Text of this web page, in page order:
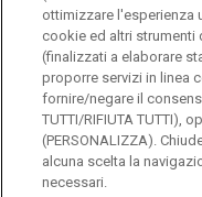
© Università Cattolica
Largo A. Gemelli 1,
PI 02133120150
ENGLISH
ottimizzare l'esperienza
cookie ed altri
(finalizzati a elaborare
proporre servizi in linea
fornire/negare il
TUTTI/RIFIUTA TUTTI),
(PERSONALIZZA).
alcuna scelta la
necessari.